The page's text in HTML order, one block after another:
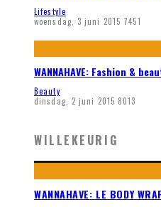
Lifestyle
woensdag, 3 juni 2015 7451
WANNAHAVE: Fashion &
Beauty
dinsdag, 2 juni 2015 8013
WILLEKEURIG
WANNAHAVE: LE BODY